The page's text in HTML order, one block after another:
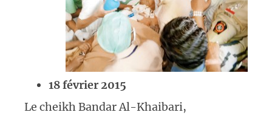
18 février 2015
Le cheikh Bandar Al-Khaibari,